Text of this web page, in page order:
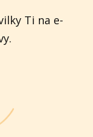
Ti na e-